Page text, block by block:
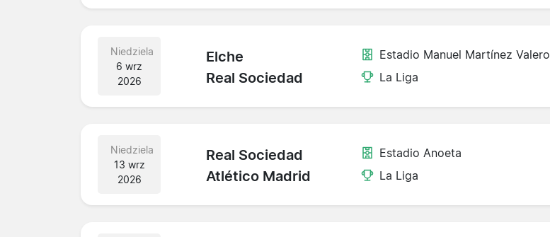
Niedziela
6 wrz
2026
Elche
Real Sociedad
Estadio Manuel Martínez Valero
La Liga
Niedziela
13 wrz
2026
Real Sociedad
Atlético Madrid
Estadio Anoeta
La Liga